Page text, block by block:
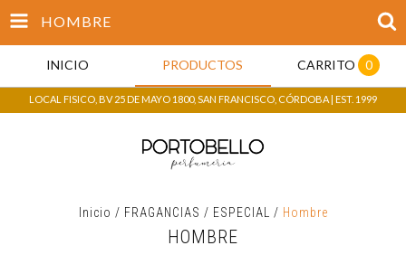
HOMBRE
INICIO PRODUCTOS CARRITO 0
LOCAL FISICO, BV 25 DE MAYO 1800, SAN FRANCISCO, CÓRDOBA | EST. 1999
Inicio / FRAGANCIAS / ESPECIAL / Hombre
HOMBRE